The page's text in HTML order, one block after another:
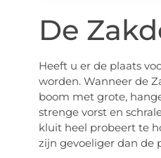
De
Heeft u er de plaats
worden. Wanneer de
boom met grote,
strenge vorst en
kluit heel probeert te
zijn gevoeliger dan de